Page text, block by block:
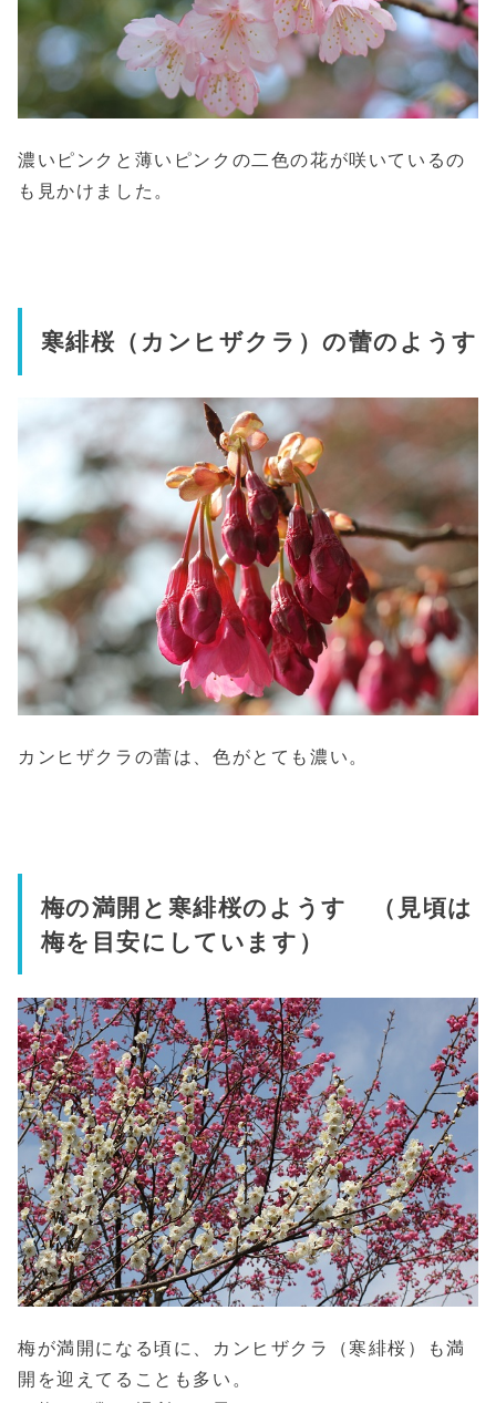
濃いピンクと薄いピンクの二色の花が咲いているの
も見かけました。
寒緋桜（カンヒザクラ）の蕾のようす
カンヒザクラの蕾は、色がとても濃い。
梅の満開と寒緋桜のようす （見頃は
梅を目安にしています）
梅が満開になる頃に、カンヒザクラ（寒緋桜）も満
開を迎えてることも多い。